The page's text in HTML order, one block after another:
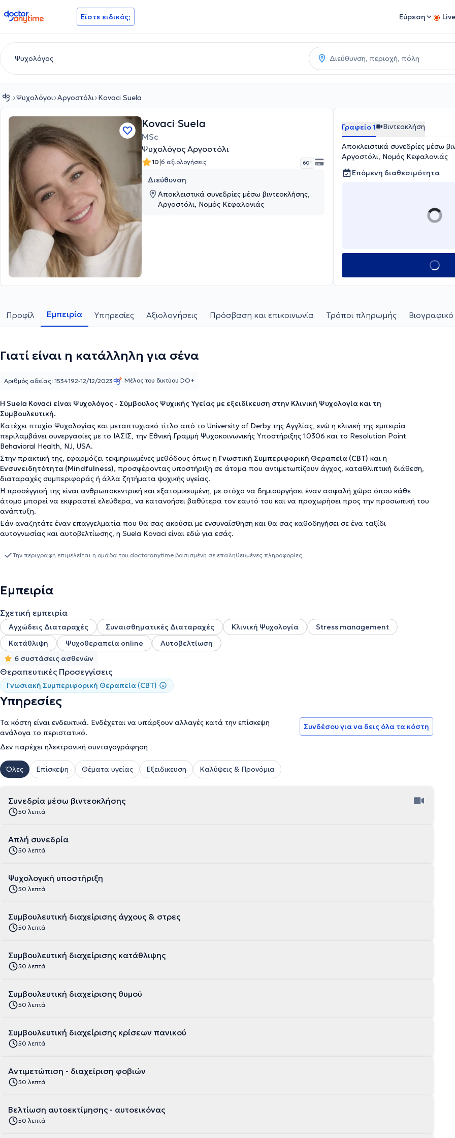
doctoranytime Είστε ειδικός; Εύρεση
Ψυχολόγοι Αργοστόλι Kovaci Suela
Kovaci Suela
MSc
Ψυχολόγος Αργοστόλι
10|6 αξιολογήσεις 60 '
Διεύθυνση
Αποκλειστικά συνεδρίες μέσω βιντεοκλήσης,
Αργοστόλι, Νομός Κεφαλονιάς
Γραφείο 1 Βιντεοκλήση
Αποκλειστικά συνεδρίες μέσω
Αργοστόλι, Νομός Κεφαλονιάς
Επόμενη διαθεσιμότητα
Προφίλ Εμπειρία Υπηρεσίες Αξιολογήσεις Πρόσβαση και επικοινωνία Τρόποι πληρωμής
Γιατί είναι η κατάλληλη για σένα
Η Suela Kovaci είναι Ψυχολόγος - Σύμβουλος Ψυχικής Υγείας με εξειδίκευση στην Κλινική Ψυχολογία και τη
Συμβουλευτική.
Κατέχει πτυχίο Ψυχολογίας και μεταπτυχιακό τίτλο από το University of Derby της Αγγλίας, ενώ η κλινική της εμπειρία
περιλαμβάνει συνεργασίες με το ΙΑΣΙΣ, την Εθνική Γραμμή Ψυχοκοινωνικής Υποστήριξης 10306 και το Resolution Point
Behavioral Health, NJ, USA.
Στην πρακτική της, εφαρμόζει τεκμηριωμένες μεθόδους όπως η Γνωστική Συμπεριφορική Θεραπεία (CBT) και η
Ενσυνειδητότητα (Mindfulness), προσφέροντας υποστήριξη σε άτομα που αντιμετωπίζουν άγχος, καταθλιπτική διάθεση,
διαταραχές συμπεριφοράς ή άλλα ζητήματα ψυχικής υγείας.
Η προσέγγισή της είναι ανθρωποκεντρική και εξατομικευμένη, με στόχο να δημιουργήσει έναν ασφαλή χώρο όπου κάθε
άτομο μπορεί να εκφραστεί ελεύθερα, να κατανοήσει βαθύτερα τον εαυτό του και να προχωρήσει προς την προσωπική του
ανάπτυξη.
Εάν αναζητάτε έναν επαγγελματία που θα σας ακούσει με ενσυναίσθηση και θα σας καθοδηγήσει σε ένα ταξίδι
αυτογνωσίας και αυτοβελτίωσης, η Suela Kovaci είναι εδώ για εσάς.
Αριθμός αδείας: 1534192-12/12/2023 Μέλος του δικτύου DO+
Την περιγραφή επιμελείται η ομάδα του doctoranytime βασισμένη σε επαληθευμένες πληροφορίες.
Εμπειρία
Σχετική εμπειρία
Αγχώδεις Διαταραχές Συναισθηματικές Διαταραχές Κλινική Ψυχολογία
Stress management
Κατάθλιψη
Ψυχοθεραπεία online
Αυτοβελτίωση
6 συστάσεις ασθενών
Θεραπευτικές Προσεγγίσεις
Γνωσιακή Συμπεριφορική Θεραπεία (CBT)
Υπηρεσίες
Τα κόστη είναι ενδεικτικά. Ενδέχεται να υπάρξουν αλλαγές κατά την επίσκεψη
ανάλογα το περιστατικό.
Δεν παρέχει ηλεκτρονική συνταγογράφηση
Συνδέσου για να δεις όλα τα κόστη
Όλες Επίσκεψη Θέματα υγείας Εξειδικευση Καλύψεις & Προνόμια
Συνεδρία μέσω βιντεοκλήσης
50 λεπτά
Απλή συνεδρία
50 λεπτά
Ψυχολογική υποστήριξη
50 λεπτά
Συμβουλευτική διαχείρισης άγχους & στρες
50 λεπτά
Συμβουλευτική διαχείρισης κατάθλιψης
50 λεπτά
Συμβουλευτική διαχείρισης θυμού
50 λεπτά
Συμβουλευτική διαχείρισης κρίσεων πανικού
50 λεπτά
Αντιμετώπιση - διαχείριση φοβιών
50 λεπτά
Βελτίωση αυτοεκτίμησης - αυτοεικόνας
50 λεπτά